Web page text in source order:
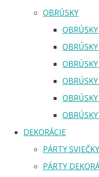
OBRÚSKY
DEKORÁCIE
PÁRTY SVIEČKY
PÁRTY